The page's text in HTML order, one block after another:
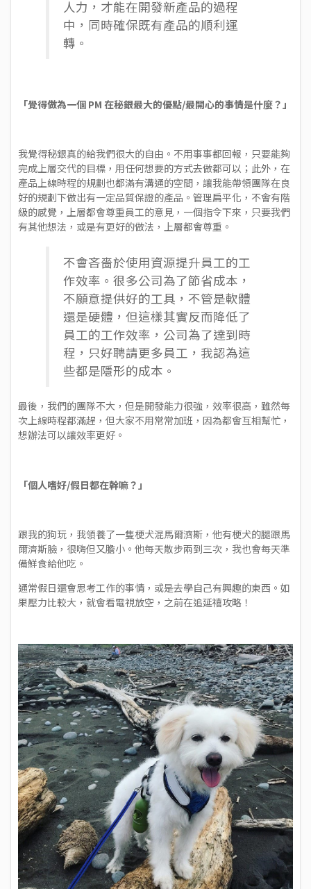
人力，才能在開發新產品的過程
中，同時確保既有產品的順利運
轉。
「覺得做為一個 PM 在秘銀最大的優點/最開心的事情是什麼？」
我覺得秘銀真的給我們很大的自由。不用事事都回報，只要能夠
完成上層交代的目標，用任何想要的方式去做都可以；此外，在
產品上線時程的規劃也都滿有溝通的空間，讓我能帶領團隊在良
好的規劃下做出有一定品質保證的產品。管理扁平化，不會有階
級的感覺，上層都會尊重員工的意見，一個指令下來，只要我們
有其他想法，或是有更好的做法，上層都會尊重。
不會吝嗇於使用資源提升員工的工
作效率。很多公司為了節省成本，
不願意提供好的工具，不管是軟體
還是硬體，但這樣其實反而降低了
員工的工作效率，公司為了達到時
程，只好聘請更多員工，我認為這
些都是隱形的成本。
最後，我們的團隊不大，但是開發能力很強，效率很高，雖然每
次上線時程都滿趕，但大家不用常常加班，因為都會互相幫忙，
想辦法可以讓效率更好。
「個人嗜好/假日都在幹嘛？」
跟我的狗玩，我領養了一隻梗犬混馬爾濟斯，他有梗犬的腿跟馬
爾濟斯臉，很嗨但又膽小。他每天散步兩到三次，我也會每天準
備鮮食給他吃。
通常假日還會思考工作的事情，或是去學自己有興趣的東西。如
果壓力比較大，就會看電視放空，之前在追延禧攻略！